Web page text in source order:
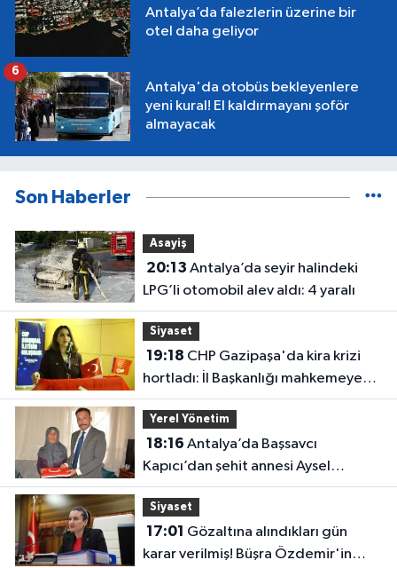
Antalya’da falezlerin üzerine bir
otel daha geliyor
Antalya'da otobüs bekleyenlere
yeni kural! El kaldırmayanı şoför
almayacak
6
Son Haberler
Asayiş
20:13
LPG’li otomobil alev aldı: 4 yaralı
Siyaset
19:18
hortladı: İl Başkanlığı mahkemeye
gitti
Yerel Yönetim
18:16
Kapıcı’dan şehit annesi Aysel
Belen’e anlamlı ziyaret
Siyaset
17:01
karar verilmiş! Büşra Özdemir'in